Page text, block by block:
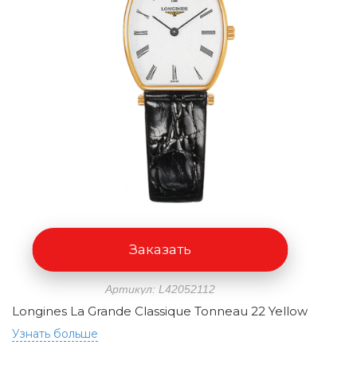
Артикул: L42052112
Longines La Grande Classique Tonneau 22 Yellow
Узнать больше
Заказать